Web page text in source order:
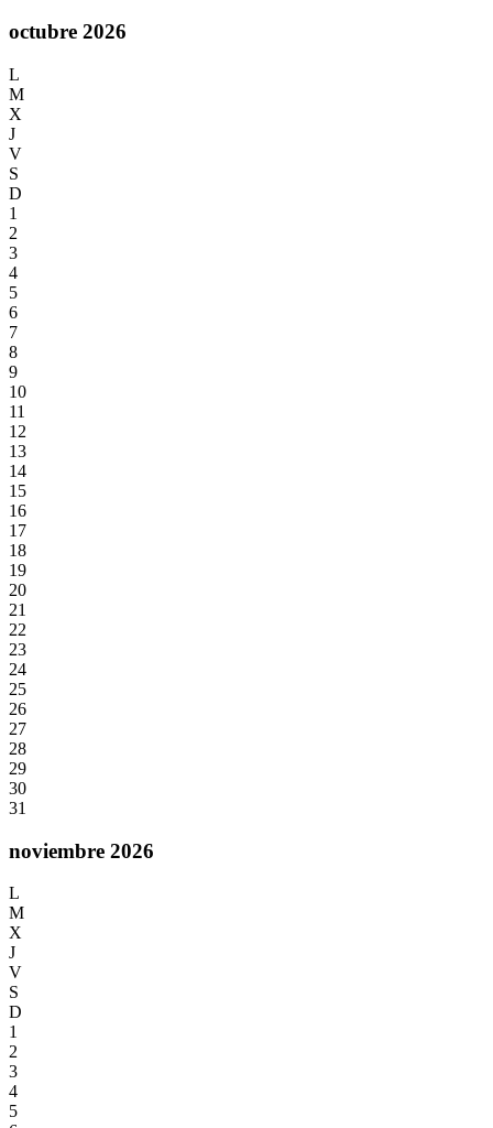
octubre 2026
L
M
X
J
V
S
D
1
2
3
4
5
6
7
8
9
10
11
12
13
14
15
16
17
18
19
20
21
22
23
24
25
26
27
28
29
30
31
noviembre 2026
L
M
X
J
V
S
D
1
2
3
4
5